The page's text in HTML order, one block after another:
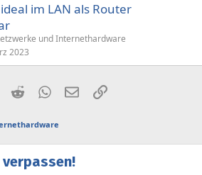
ideal im LAN als Router
und Internethardware
2023
RedditWhatsApp
E-MailLink